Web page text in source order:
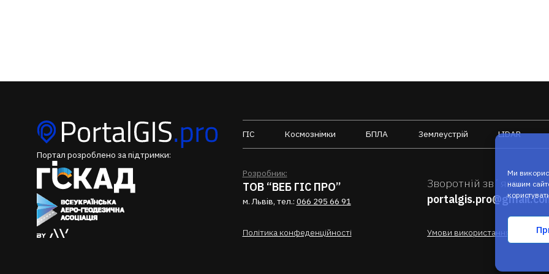
Ми
нашим
ГІС Космознімки БПЛА Землеустрій LIDAR
Портал розроблено за підтримки:
Розробник:
ТОВ “ВЕБ ГІС ПРО”
м. Львів, тел.: 066 295 66 91
Зворотній звʼязок
Політика конфеденційності Умови використання